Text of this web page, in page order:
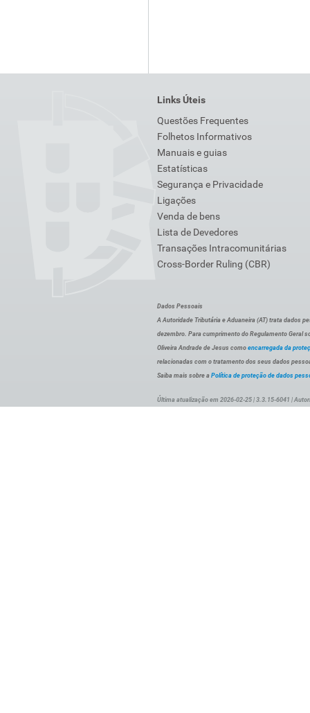
Links Úteis
Questões Frequentes
Folhetos Informativos
Manuais e guias
Estatísticas
Segurança e Privacidade
Ligações
Venda de bens
Lista de Devedores
Transações Intracomunitárias
Cross-Border Ruling (CBR)
Dados Pessoais
A Autoridade Tributária e Aduaneira (AT) trata dados
dezembro. Para cumprimento do Regulamento Geral
Oliveira Andrade de Jesus como encarregada da
relacionadas com o tratamento dos seus dados
Saiba mais sobre a Política de proteção de dados
Última atualização em 2026-02-25 | 3.3.15-6041 |